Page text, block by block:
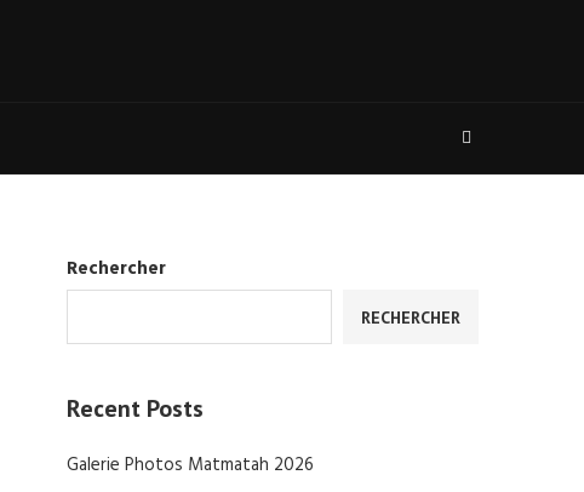
Rechercher
RECHERCHER
Recent Posts
Galerie Photos Matmatah 2026